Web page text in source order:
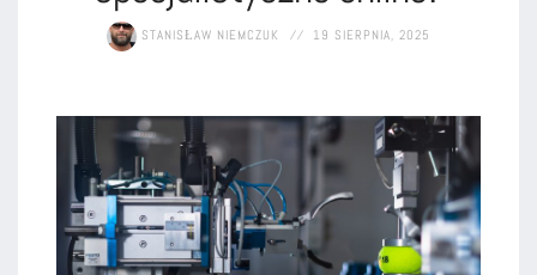
STANISŁAW NIEMCZUK 19 SIERPNIA, 2025